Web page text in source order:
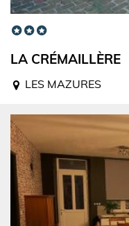
LA CRÉMAILLÈRE
LES MAZURES